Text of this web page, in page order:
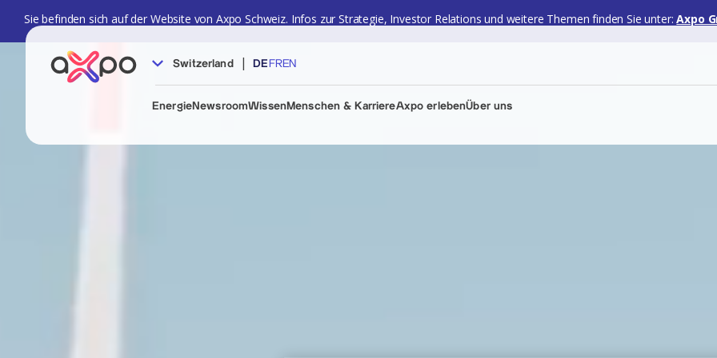
Sie befinden sich auf der Website von Axpo Schweiz. Infos zur Strategie, Investor Relations und weitere Themen finden Sie unter: Axpo
Switzerland | DE FREN
EnergieNewsroomWissenMenschen & KarriereAxpo erlebenÜber uns